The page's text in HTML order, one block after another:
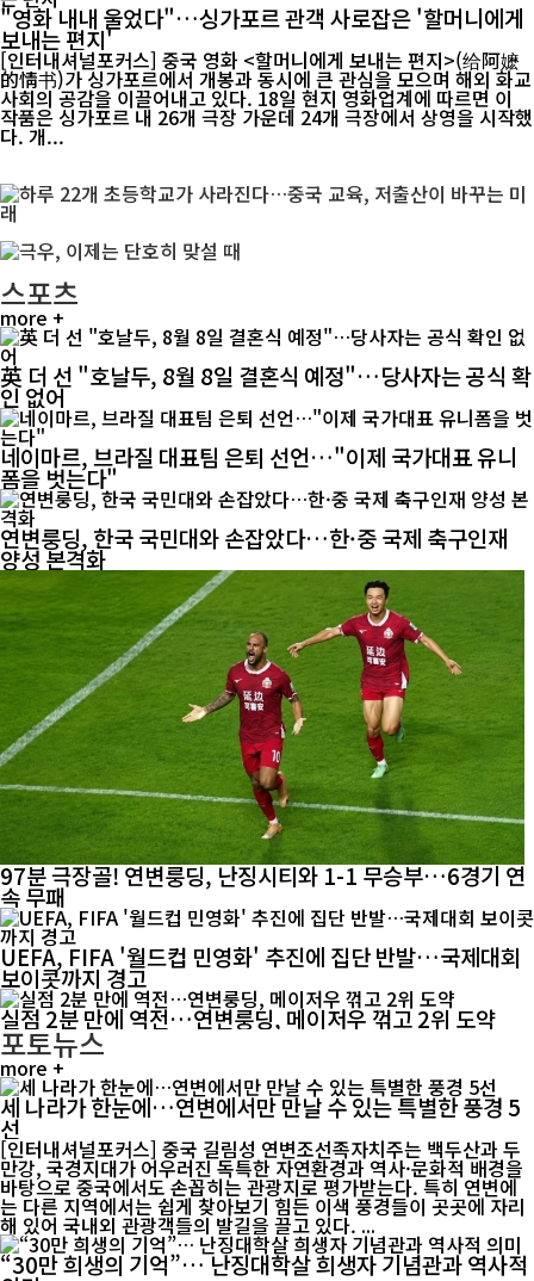
"영화 내내 울었다"…싱가포르 관객 사로잡은 '할머니에게
보내는 편지'
[인터내셔널포커스] 중국 영화 <할머니에게 보내는 편지>(给阿嬷
的情书)가 싱가포르에서 개봉과 동시에 큰 관심을 모으며 해외 화교
사회의 공감을 이끌어내고 있다. 18일 현지 영화업계에 따르면 이
작품은 싱가포르 내 26개 극장 가운데 24개 극장에서 상영을 시작했
다. 개...
스포츠
more +
英 더 선 "호날두, 8월 8일 결혼식 예정"…당사자는 공식 확
인 없어
네이마르, 브라질 대표팀 은퇴 선언…"이제 국가대표 유니
폼을 벗는다"
연변룽딩, 한국 국민대와 손잡았다…한·중 국제 축구인재
양성 본격화
97분 극장골! 연변룽딩, 난징시티와 1-1 무승부…6경기 연
속 무패
UEFA, FIFA '월드컵 민영화' 추진에 집단 반발…국제대회
보이콧까지 경고
실점 2분 만에 역전…연변룽딩, 메이저우 꺾고 2위 도약
포토뉴스
more +
세 나라가 한눈에…연변에서만 만날 수 있는 특별한 풍경 5
선
[인터내셔널포커스] 중국 길림성 연변조선족자치주는 백두산과 두
만강, 국경지대가 어우러진 독특한 자연환경과 역사·문화적 배경을
바탕으로 중국에서도 손꼽히는 관광지로 평가받는다. 특히 연변에
는 다른 지역에서는 쉽게 찾아보기 힘든 이색 풍경들이 곳곳에 자리
해 있어 국내외 관광객들의 발길을 끌고 있다. ...
“30만 희생의 기억”… 난징대학살 희생자 기념관과 역사적